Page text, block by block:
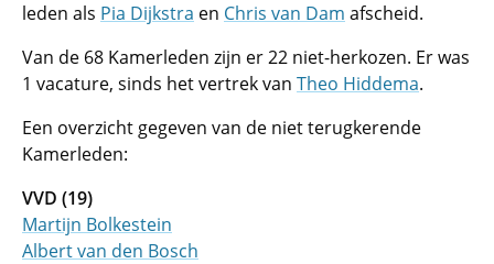
leden als Pia Dijkstra en Chris van Dam afscheid.
Van de 68 Kamerleden zijn er 22 niet-herkozen. Er was
1 vacature, sinds het vertrek van Theo Hiddema.
Een overzicht gegeven van de niet terugkerende
Kamerleden:
VVD (19)
Martijn­­ Bolkestein
Albert­ van den Bosch